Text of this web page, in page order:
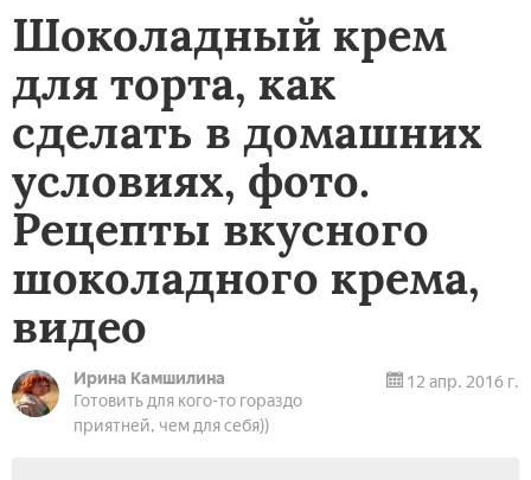
Шоколадный крем
для торта, как
сделать в домашних
условиях, фото.
Рецепты вкусного
шоколадного крема,
видео
Ирина Камшилина
Готовить для кого-то гораздо
приятней, чем для себя))
12 апр. 2016 г.